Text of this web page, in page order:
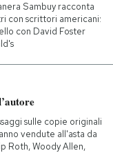
Sambuy racconta
con scrittori americani:
con David Foster
sulle copie originali
vendute all'asta da
Roth, Woody Allen,